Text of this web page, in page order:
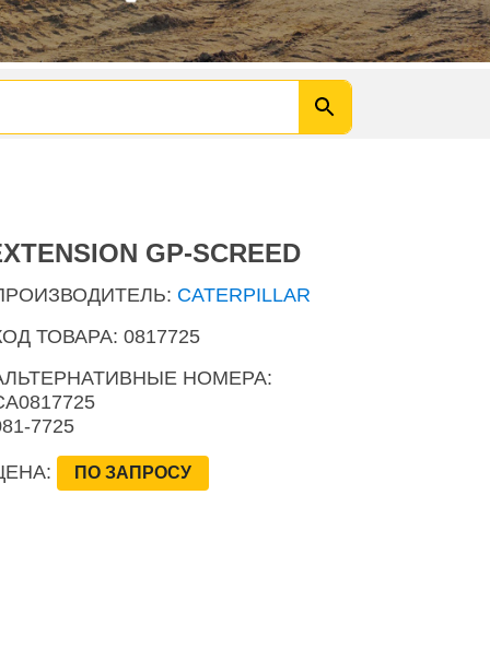
GP-SCREED
CATERPILLAR
ТОВАРА: 0817725
НОМЕРА:
7725
ПО ЗАПРОСУ